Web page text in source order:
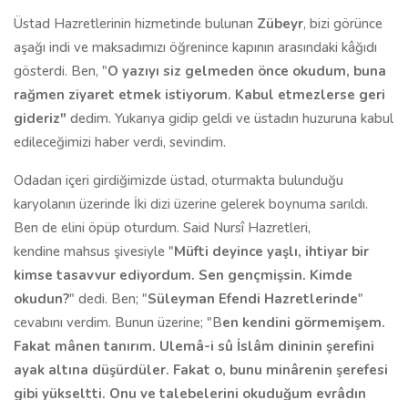
Üstad Hazretlerinin hizmetinde bulunan Zübeyr, bizi görünce
aşağı indi ve maksadımızı öğrenince kapının arasındaki kâğıdı
gösterdi. Ben, "O yazıyı siz gelmeden önce okudum, buna
rağmen ziyaret etmek istiyorum. Kabul etmezlerse geri
gideriz" dedim. Yukarıya gidip geldi ve üstadın huzuruna kabul
edileceğimizi haber verdi, sevindim.
Odadan içeri girdiğimizde üstad, oturmakta bulunduğu
karyolanın üzerinde İki dizi üzerine gelerek boynuma sarıldı.
Ben de elini öpüp oturdum. Said Nursî Hazretleri,
kendine mahsus şivesiyle "Müfti deyince yaşlı, ihtiyar bir
kimse tasavvur ediyordum. Sen gençmişsin. Kimde
okudun?" dedi. Ben; "Süleyman Efendi Hazretlerinde"
cevabını verdim. Bunun üzerine; "Ben kendini görmemişem.
Fakat mânen tanırım. Ulemâ-i sû İslâm dininin şerefini
ayak altına düşürdüler. Fakat o, bunu minârenin şerefesi
gibi yükseltti. Onu ve talebelerini okuduğum evrâdın